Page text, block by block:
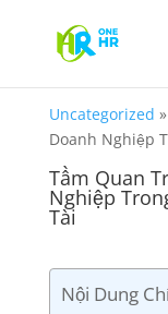
Uncategorized »
Doanh Nghiệp
Tầm Quan
Nghiệp
Tài
Nội Dung